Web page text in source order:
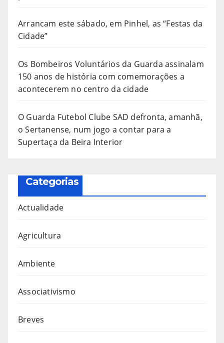
Arrancam este sábado, em Pinhel, as “Festas da
Cidade”
Os Bombeiros Voluntários da Guarda assinalam
150 anos de história com comemorações a
acontecerem no centro da cidade
O Guarda Futebol Clube SAD defronta, amanhã,
o Sertanense, num jogo a contar para a
Supertaça da Beira Interior
Categorias
Actualidade
Agricultura
Ambiente
Associativismo
Breves